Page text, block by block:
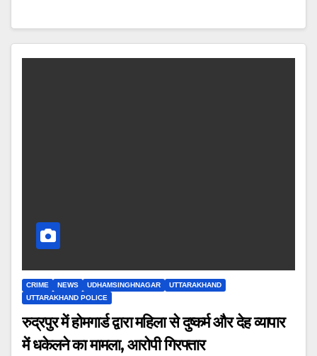
CRIME NEWS UDHAMSINGHNAGAR
UTTARAKHAND
UTTARAKHAND POLICE
रुद्रपुर में होमगार्ड द्वारा महिला से दुष्कर्म और देह व्यापार
में धकेलने का मामला, आरोपी गिरफ्तार